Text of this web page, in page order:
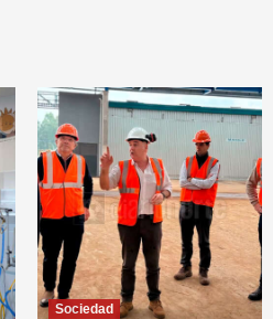
Sociedad